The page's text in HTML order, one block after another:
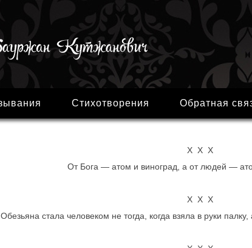
Стихотворения Обратная
Х Х Х
От Бога — атом и виноград, а от людей —
Х Х Х
Обезьяна стала человеком не тогда, когда взяла в руки